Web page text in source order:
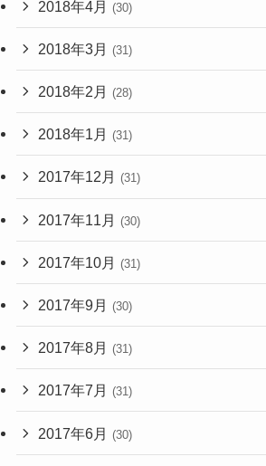
2018年4月 (30)
2018年3月 (31)
2018年2月 (28)
2018年1月 (31)
2017年12月 (31)
2017年11月 (30)
2017年10月 (31)
2017年9月 (30)
2017年8月 (31)
2017年7月 (31)
2017年6月 (30)